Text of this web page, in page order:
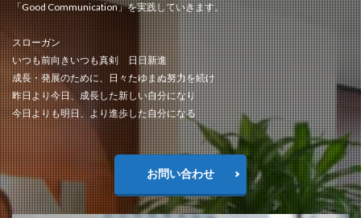
「Good Communication」を実践していきます。
スローガン
いつも前向きいつも真剣 日日新進
成長・発展のために、日々たゆまぬ努力を続け
昨日より今日、成長した新しい自分になり
今日よりも明日、より進歩した自分になる
お問い合わせ